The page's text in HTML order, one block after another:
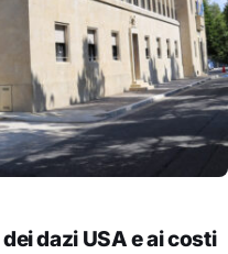
dazi USA e ai costi